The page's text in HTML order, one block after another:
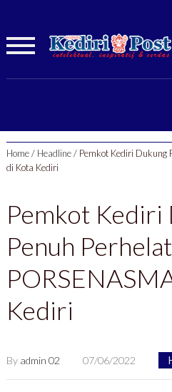
Home/ Headline/ Pemkot Kediri Dukung
di Kota Kediri
Pemkot Kediri
Penuh
Kediri
By admin 02 07/06/2022